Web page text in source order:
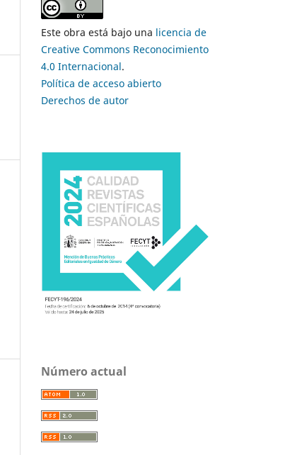
Este obra está bajo una licencia de
Creative Commons Reconocimiento
4.0 Internacional.
Política de acceso abierto
Derechos de autor
Número actual